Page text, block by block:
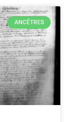
ANCÊTRES